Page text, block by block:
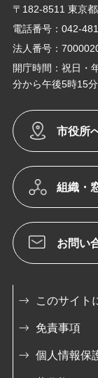
〒182-8511 東京
電話番号：042-
法人番号：
開庁時間：祝日・
分から午後5時15
市役所
組織・
お問い
このサイト
免責事項
個人情報保